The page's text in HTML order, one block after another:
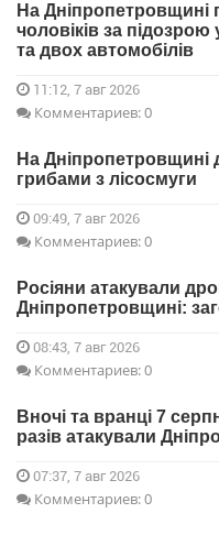
На Дніпропетровщині
чоловіків за підозрою
та двох автомобілів
11:12, 7 авг 2026
Комментариев: 0
На Дніпропетровщині
грибами з лісосмуги
09:49, 7 авг 2026
Комментариев: 0
Росіяни атакували
Дніпропетровщині:
08:43, 7 авг 2026
Комментариев: 0
Вночі та вранці 7
разів атакували
07:37, 7 авг 2026
Комментариев: 0